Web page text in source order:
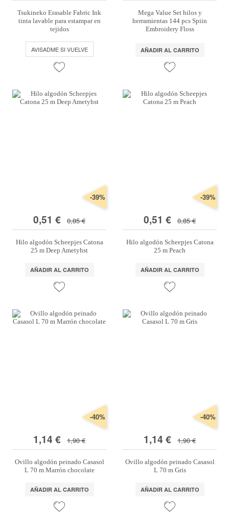
Tsukineko Erasable Fabric Ink
tinta lavable para estampar en
tejidos
AVISADME SI VUELVE
Mega Value Set hilos y
herramientas 144 pcs Spiin
Embroidery Floss
AÑADIR AL CARRITO
0,51 € 0,85 €
-39%
Hilo algodón Scheepjes Catona
25 m Deep Ametyhst
AÑADIR AL CARRITO
0,51 € 0,85 €
-39%
Hilo algodón Scheepjes Catona
25 m Peach
AÑADIR AL CARRITO
1,14 € 1,90 €
-40%
Ovillo algodón peinado Casasol
L 70 m Marrón chocolate
AÑADIR AL CARRITO
1,14 € 1,90 €
-40%
Ovillo algodón peinado Casasol
L 70 m Gris
AÑADIR AL CARRITO